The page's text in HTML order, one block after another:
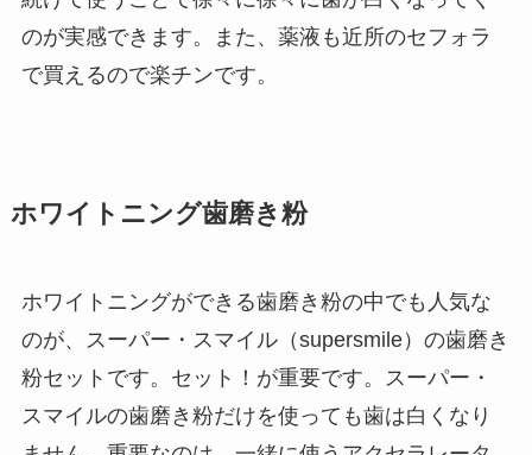
のが実感できます。また、薬液も近所のセフォラ
で買えるので楽チンです。
ホワイトニング歯磨き粉
ホワイトニングができる歯磨き粉の中でも人気な
のが、スーパー・スマイル（supersmile）の歯磨き
粉セットです。セット！が重要です。スーパー・
スマイルの歯磨き粉だけを使っても歯は白くなり